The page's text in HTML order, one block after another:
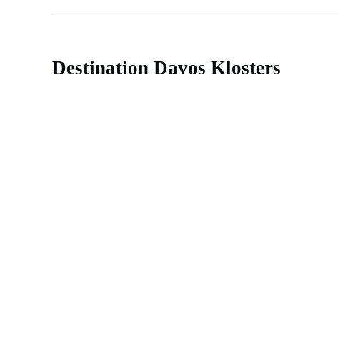
Destination Davos Klosters